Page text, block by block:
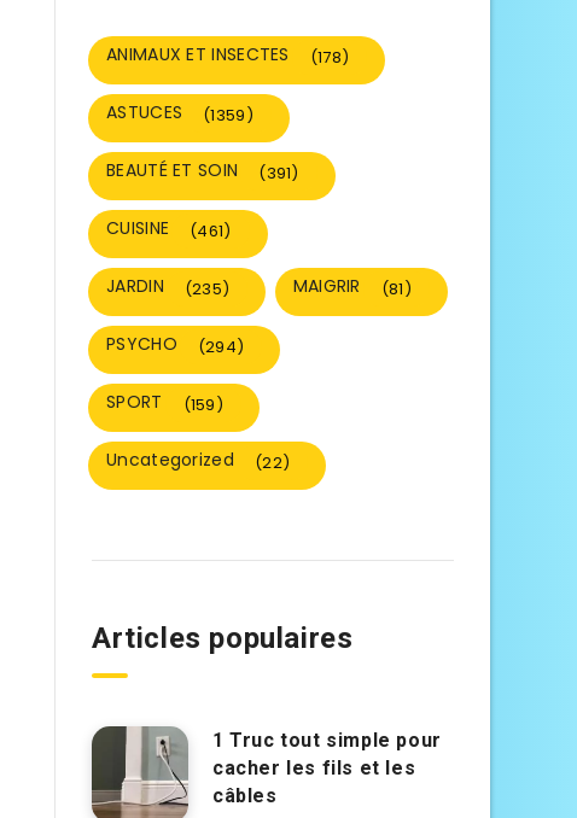
ANIMAUX ET INSECTES (178)
ASTUCES (1359)
BEAUTÉ ET SOIN (391)
CUISINE (461)
JARDIN (235) MAIGRIR (81)
PSYCHO (294)
SPORT (159)
Uncategorized (22)
Articles populaires
1 Truc tout simple pour
cacher les fils et les
câbles